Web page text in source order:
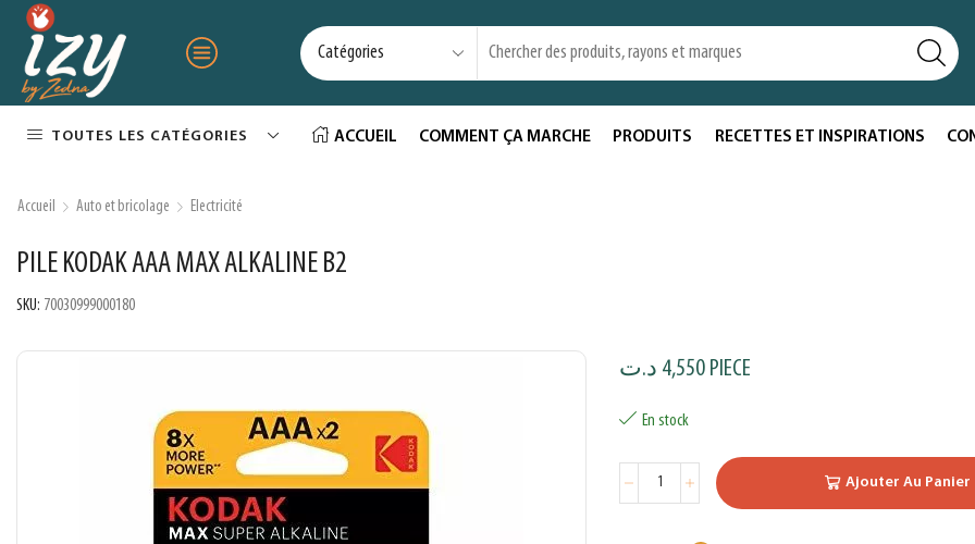
TOUTES LES CATÉGORIES ACCUEIL COMMENT ÇA MARCHE PRODUITS RECETTES ET INSPIRATIONS
Accueil Auto et bricolage Electricité
PILE KODAK AAA MAX ALKALINE B2
SKU: 70030999000180
4,550 د.ت PIECE
En stock
Ajouter Au Panier